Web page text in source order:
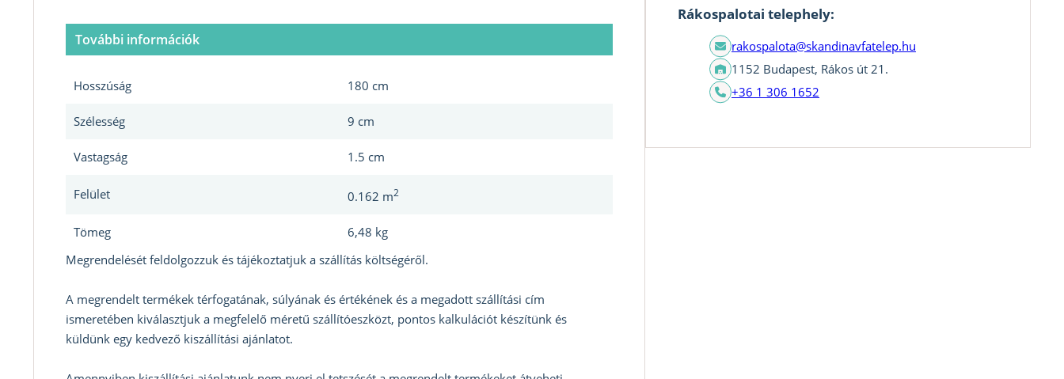
További információk
Hosszúság 180 cm
Szélesség 9 cm
Vastagság 1.5 cm
Felület 0.162 m2
Tömeg
6,48 kg
Megrendelését feldolgozzuk és tájékoztatjuk a szállítás költségéről.
A megrendelt termékek térfogatának, súlyának és értékének és a megadott szállítási cím
ismeretében kiválasztjuk a megfelelő méretű szállítóeszközt, pontos kalkulációt készítünk és
küldünk egy kedvező kiszállítási ajánlatot.
Rákospalotai telephely:
rakospalota@skandinavfatelep.hu
1152 Budapest, Rákos út 21.
+36 1 306 1652